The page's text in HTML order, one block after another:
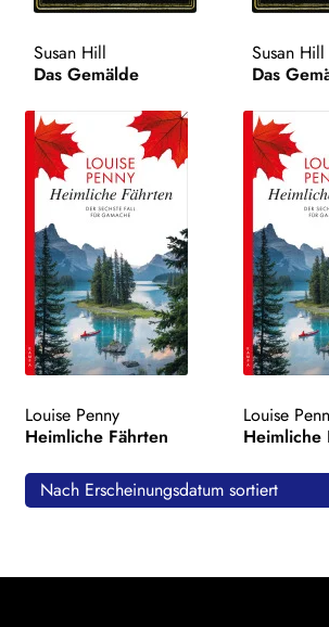
Search:
Susan Hill
Das Gemälde
Susan Hill
Das
Louise Penny
Heimliche Fährten
Louise
Heimliche
Nach Erscheinungsdatum sortiert